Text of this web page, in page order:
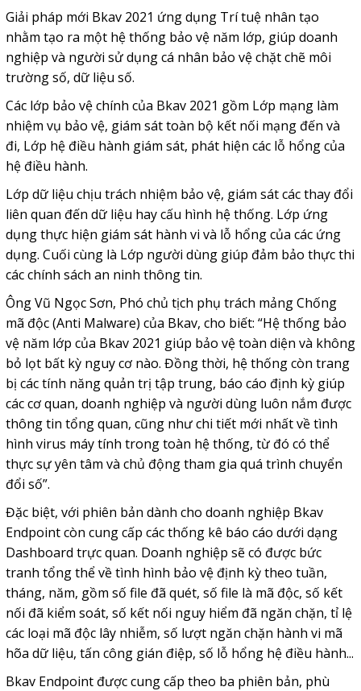
Giải pháp mới Bkav 2021 ứng dụng Trí tuệ nhân tạo
nhằm tạo ra một hệ thống bảo vệ năm lớp, giúp doanh
nghiệp và người sử dụng cá nhân bảo vệ chặt chẽ môi
trường số, dữ liệu số.
Các lớp bảo vệ chính của Bkav 2021 gồm Lớp mạng làm
nhiệm vụ bảo vệ, giám sát toàn bộ kết nối mạng đến và
đi, Lớp hệ điều hành giám sát, phát hiện các lỗ hổng của
hệ điều hành.
Lớp dữ liệu chịu trách nhiệm bảo vệ, giám sát các thay đổi
liên quan đến dữ liệu hay cấu hình hệ thống. Lớp ứng
dụng thực hiện giám sát hành vi và lỗ hổng của các ứng
dụng. Cuối cùng là Lớp người dùng giúp đảm bảo thực thi
các chính sách an ninh thông tin.
Ông Vũ Ngọc Sơn, Phó chủ tịch phụ trách mảng Chống
mã độc (Anti Malware) của Bkav, cho biết: “Hệ thống bảo
vệ năm lớp của Bkav 2021 giúp bảo vệ toàn diện và không
bỏ lọt bất kỳ nguy cơ nào. Đồng thời, hệ thống còn trang
bị các tính năng quản trị tập trung, báo cáo định kỳ giúp
các cơ quan, doanh nghiệp và người dùng luôn nắm được
thông tin tổng quan, cũng như chi tiết mới nhất về tình
hình virus máy tính trong toàn hệ thống, từ đó có thể
thực sự yên tâm và chủ động tham gia quá trình chuyển
đổi số”.
Đặc biệt, với phiên bản dành cho doanh nghiệp Bkav
Endpoint còn cung cấp các thống kê báo cáo dưới dạng
Dashboard trực quan. Doanh nghiệp sẽ có được bức
tranh tổng thể về tình hình bảo vệ định kỳ theo tuần,
tháng, năm, gồm số file đã quét, số file là mã độc, số kết
nối đã kiểm soát, số kết nối nguy hiểm đã ngăn chặn, tỉ lệ
các loại mã độc lây nhiễm, số lượt ngăn chặn hành vi mã
hõa dữ liệu, tấn công gián điệp, số lỗ hổng hệ điều hành...
Bkav Endpoint được cung cấp theo ba phiên bản, phù